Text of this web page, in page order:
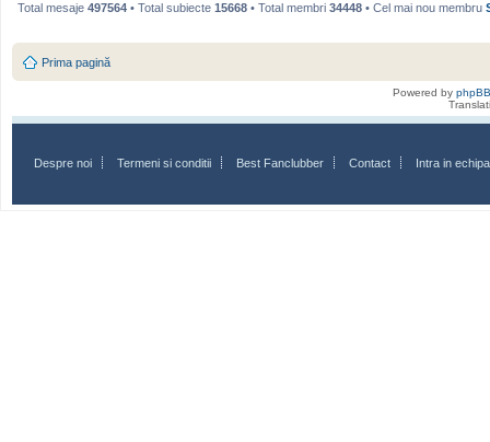
Total mesaje 497564 • Total subiecte 15668 • Total membri 34448 • Cel mai nou membru
Prima pagină
Powered by phpBB
Despre noi Termeni si conditii Best Fanclubber Contact Intra in